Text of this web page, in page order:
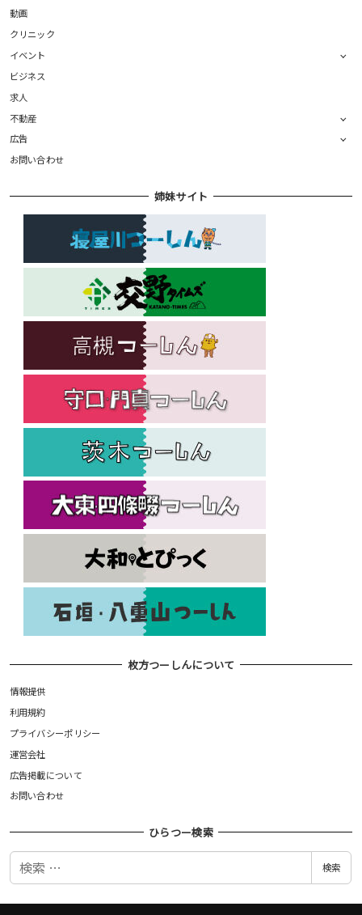
動画
クリニック
イベント
ビジネス
求人
不動産
広告
お問い合わせ
姉妹サイト
枚方つーしんについて
情報提供
利用規約
プライバシーポリシー
運営会社
広告掲載について
お問い合わせ
ひらつー検索
検
検索